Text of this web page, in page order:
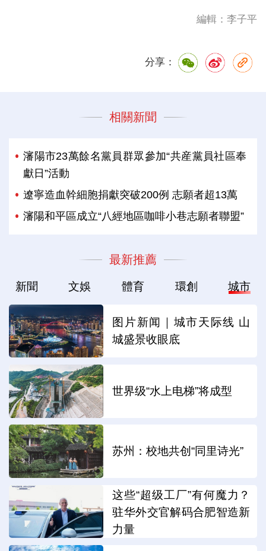
編輯：李子平
分享：
相關新聞
瀋陽市23萬餘名黨員群眾參加“共産黨員社區奉
獻日”活動
遼寧造血幹細胞捐獻突破200例 志願者超13萬
瀋陽和平區成立“八經地區咖啡小巷志願者聯盟”
最新推薦
新聞 文娛 體育 環創 城市
图片新闻｜城市天际线 山
城盛景收眼底
世界级“水上电梯”将成型
苏州：校地共创“同里诗光”
这些“超级工厂”有何魔力？
驻华外交官解码合肥智造新
力量